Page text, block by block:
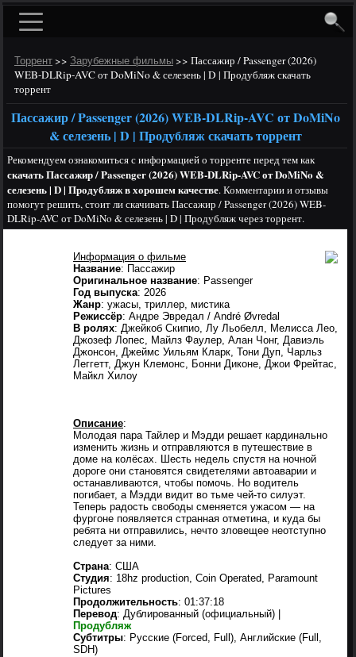
Торрент >> Зарубежные фильмы >> Пассажир / Passenger (2026)
WEB-DLRip-AVC от DoMiNo & селезень | D | Продубляж скачать
торрент
Пассажир / Passenger (2026) WEB-DLRip-AVC от DoMiNo
& селезень | D | Продубляж скачать торрент
Рекомендуем ознакомиться с информацией о торренте перед тем как
скачать Пассажир / Passenger (2026) WEB-DLRip-AVC от DoMiNo &
селезень | D | Продубляж в хорошем качестве. Комментарии и отзывы
помогут решить, стоит ли скачивать Пассажир / Passenger (2026) WEB-
DLRip-AVC от DoMiNo & селезень | D | Продубляж через торрент.
Информация о фильме
Название: Пассажир
Оригинальное название: Passenger
Год выпуска: 2026
Жанр: ужасы, триллер, мистика
Режиссёр: Андре Эвредал / André Øvredal
В ролях: Джейкоб Скипио, Лу Льобелл, Мелисса Лео,
Джозеф Лопес, Майлз Фаулер, Алан Чонг, Давиэль
Джонсон, Джеймс Уильям Кларк, Тони Дуп, Чарльз
Леггетт, Джун Клемонс, Бонни Диконе, Джои Фрейтас,
Майкл Хилоу
Описание:
Молодая пара Тайлер и Мэдди решает кардинально
изменить жизнь и отправляются в путешествие в
доме на колёсах. Шесть недель спустя на ночной
дороге они становятся свидетелями автоаварии и
останавливаются, чтобы помочь. Но водитель
погибает, а Мэдди видит во тьме чей-то силуэт.
Теперь радость свободы сменяется ужасом — на
фургоне появляется странная отметина, и куда бы
ребята ни отправились, нечто зловещее неотступно
следует за ними.
Страна: США
Студия: 18hz production, Coin Operated, Paramount
Pictures
Продолжительность: 01:37:18
Перевод: Дублированный (официальный) |
Продубляж
Субтитры: Русские (Forced, Full), Английские (Full,
SDH)